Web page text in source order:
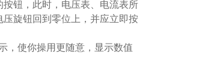
按钮，此时，电压表、电流表所
旋钮回到零位上，并应立即按
，使你操用更随意，显示数值